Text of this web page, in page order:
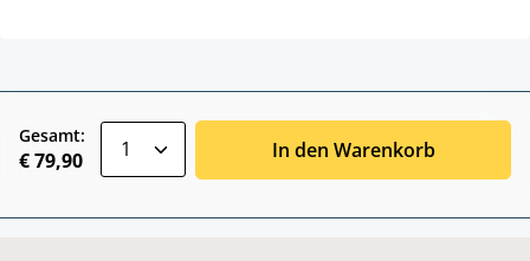
Gesamt:
€ 79,90 In den Warenkorb